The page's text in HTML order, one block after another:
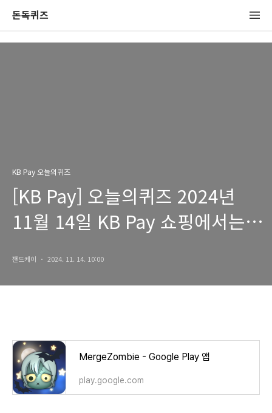
돈독퀴즈
KB Pay 오늘의퀴즈
[KB Pay] 오늘의퀴즈 2024년
11월 14일 KB Pay 쇼핑에서는
쿠폰 적용 판매가 정답
잰드케이 2024. 11. 14. 10:00
MergeZombie - Google Play 앱
play.google.com